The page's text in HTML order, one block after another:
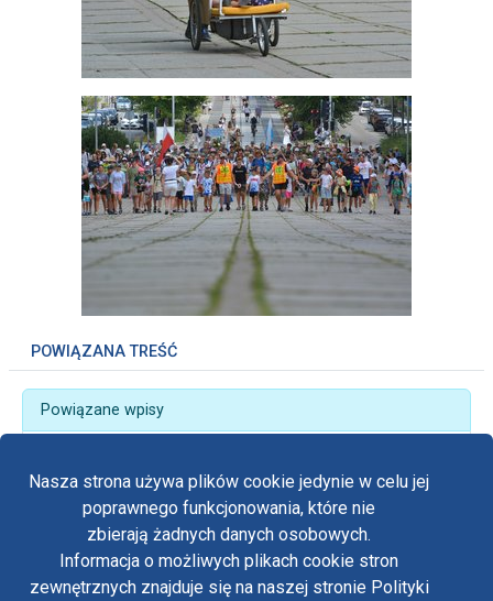
Nasza strona używa plików cookie jedynie w celu jej
poprawnego funkcjonowania, które nie
zbierają żadnych danych osobowych.
Informacja o możliwych plikach cookie stron
zewnętrznych znajduje się na naszej stronie Polityki
POWIĄZANA TREŚĆ
Powiązane wpisy
krakowskiej Skałki